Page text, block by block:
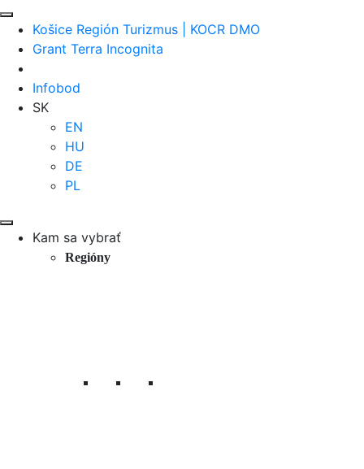
Košice Región Turizmus | KOCR DMO
Grant Terra Incognita
Infobod
SK
EN
HU
DE
PL
Kam sa vybrať
Regióny